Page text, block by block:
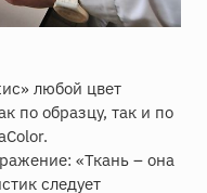
любой цвет
по образцу, так и по
«Ткань – она
следует